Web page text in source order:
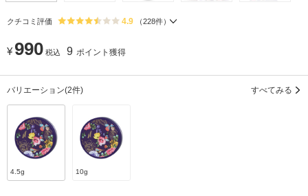
クチコミ評価 4.9 （228件）
¥ 990 税込 9 ポイント獲得
バリエーション(2件) すべてみる
4.5g 10g